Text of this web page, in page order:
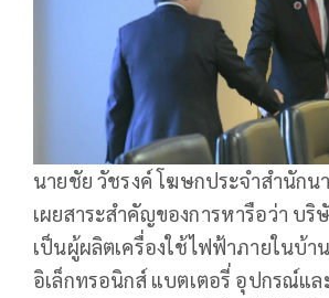
นายชัย วัชรงค์ โฆษกประจำสำนักน
เผยสาระสำคัญของการหารือว่า บริ
เป็นผู้ผลิตเครื่องใช้ไฟฟ้าภายในบ้
อิเล็กทรอนิกส์ แบตเตอรี่ อุปกรณ์แ